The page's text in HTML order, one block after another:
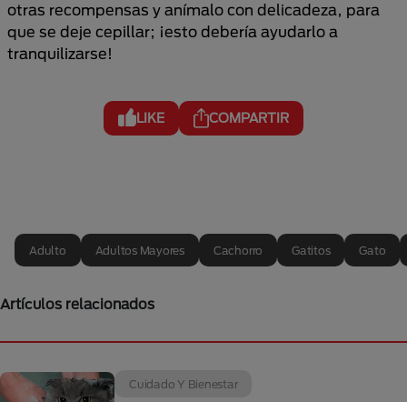
otras recompensas y anímalo con delicadeza, para
que se deje cepillar; ¡esto debería ayudarlo a
tranquilizarse!
LIKE COMPARTIR
Adulto Adultos Mayores Cachorro Gatitos Gato
Artículos relacionados
Cuidado Y Bienestar